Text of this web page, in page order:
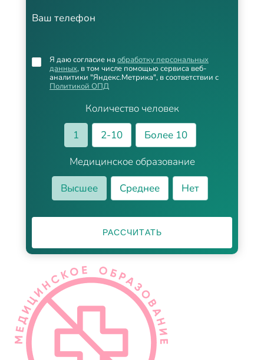
Ваш телефон
Количество человек
1
2-10
Более 10
Медицинское образование
Высшее
Среднее Нет
Я даю согласие на обработку персональных
данных, в том числе помощью сервиса веб-
аналитики "Яндекс.Метрика", в соответствии с
Политикой ОПД
РАССЧИТАТЬ